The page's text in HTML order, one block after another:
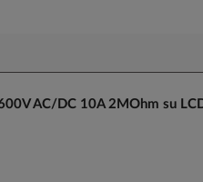
AC/DC 10A 2MOhm su